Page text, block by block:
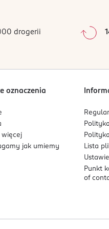
0%
Sortowanie wgdata:
drogerii
oznaczenia
więcej
jak umiemy
Lista
Punkt
of